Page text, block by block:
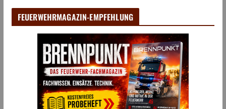
FEUERWEHRMAGAZIN-EMPFEHLUNG